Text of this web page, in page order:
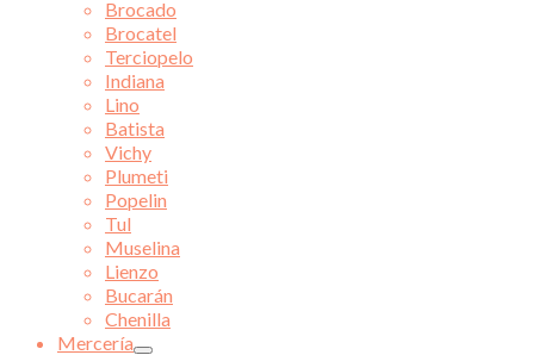
Brocado
Brocatel
Terciopelo
Indiana
Lino
Batista
Vichy
Plumeti
Popelin
Tul
Muselina
Lienzo
Bucarán
Chenilla
Mercería